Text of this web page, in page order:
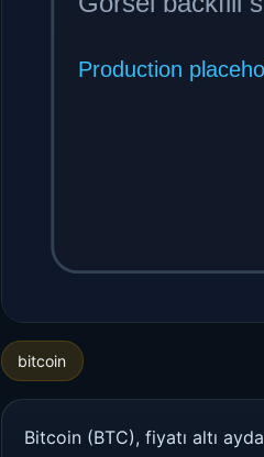
bitcoin
Bitcoin (BTC), fiyatı altı